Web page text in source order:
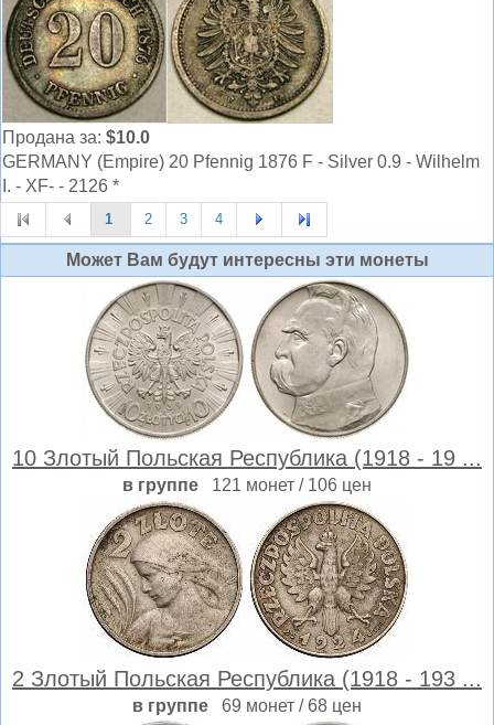
Продана за: $10.0
GERMANY (Empire) 20 Pfennig 1876 F - Silver 0.9 - Wilhelm
I. - XF- - 2126 *
1 2 3 4
Может Вам будут интересны эти монеты
10 Злотый Польская Республика (1918 - 19 ...
в группе 121 монет / 106 цен
2 Злотый Польская Республика (1918 - 193 ...
в группе 69 монет / 68 цен